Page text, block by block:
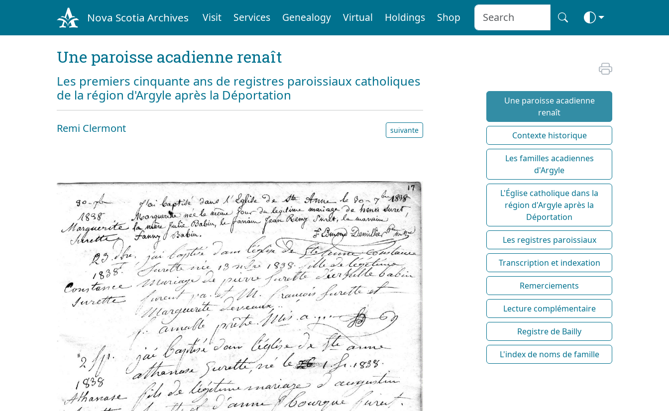
Nova Scotia Archives Visit Services Genealogy Virtual Holdings Shop
Une paroisse acadienne renaît
Les premiers cinquante ans de registres paroissiaux catholiques
de la région d'Argyle après la Déportation
Remi Clermont suivante
Une paroisse acadienne
renaît
Contexte historique
Les familles acadiennes
d'Argyle
L'Église catholique dans la
région d'Argyle après la
Déportation
Les registres paroissiaux
Transcription et indexation
Remerciements
Lecture complémentaire
Registre de Bailly
L'index de noms de famille